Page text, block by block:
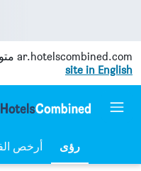
ar.hotelscombined.com
site in English
رؤى أرخص